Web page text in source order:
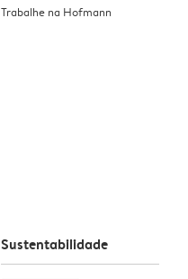
Trabalhe na Hofmann
Sustentabilidade